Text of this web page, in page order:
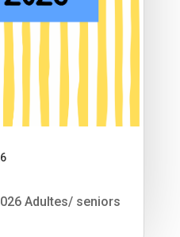
Adultes/ seniors